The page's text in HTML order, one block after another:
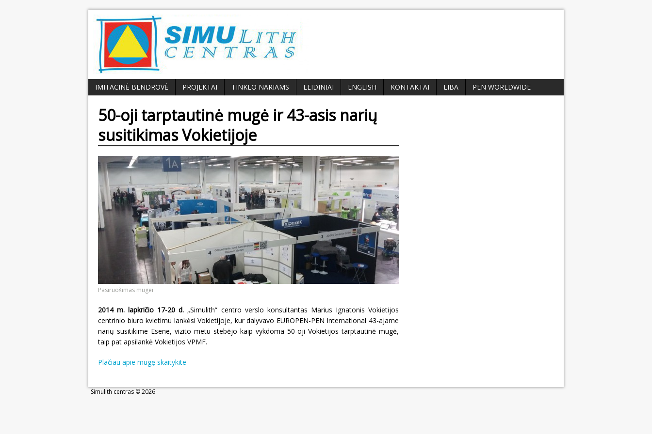
IMITACINĖ BENDROVĖ PROJEKTAI TINKLO NARIAMS LEIDINIAI ENGLISH KONTAKTAI LIBA PEN WORLDWIDE
50-oji tarptautinė mugė ir 43-asis narių
susitikimas Vokietijoje
Pasiruošimas mugei
2014 m. lapkričio 17-20 d. „Simulith” centro verslo konsultantas Marius Ignatonis Vokietijos
centrinio biuro kvietimu lankėsi Vokietijoje, kur dalyvavo EUROPEN-PEN International 43-ajame
narių susitikime Esene, vizito metu stebėjo kaip vykdoma 50-oji Vokietijos tarptautinė mugė,
taip pat apsilankė Vokietijos VPMF.
Plačiau apie mugę skaitykite
Simulith centras © 2026